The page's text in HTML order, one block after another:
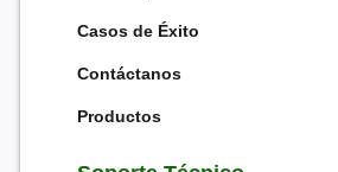
Casos de Éxito
Contáctanos
Productos